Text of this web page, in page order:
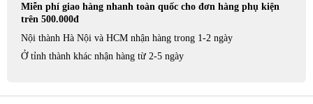
Miễn phí giao hàng nhanh toàn quốc cho đơn hàng phụ kiện
trên 500.000đ
Nội thành Hà Nội và HCM nhận hàng trong 1-2 ngày
Ở tỉnh thành khác nhận hàng từ 2-5 ngày